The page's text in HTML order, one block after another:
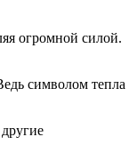
огромной силой.
символом тепла